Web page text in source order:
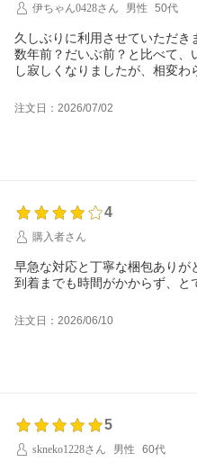
伊ちゃん0428さん
男性 50代
久しぶりに利用させていただき
数年前？だいぶ前？と比べて
し寂しくなりましたが、相変わ
また、利用させていただきたい
注文日：2026/07/02
4
購入者さん
早急な対応と丁寧な梱包ありが
到着までも時間がかからず、と
注文日：2026/06/10
5
skneko1228さん
男性 60代